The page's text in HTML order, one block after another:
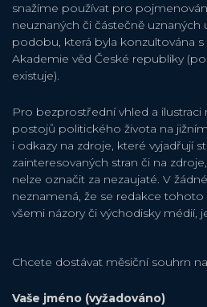
snažíme používat pro
neuznaných či částečně uznaných
podobu, která byla konzultována
Akademie věd České republiky
existuje).
Pro bezprostřední vhled a ilustraci
postojů politického života na
i odkazy na zdroje, které vyjadřují
zainteresovaných stran či na
nelze označit za nezaujaté. V
neznamená, že se redakce
všemi názory či východisky médií,
Chcete dostávat měsiční souhrn
Vaše jméno (vyžadováno)